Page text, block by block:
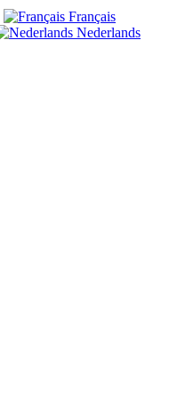
Français
Nederlands